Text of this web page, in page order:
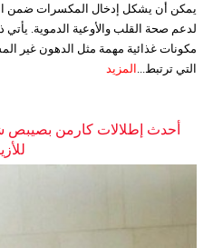
يمكن أن يشكل إدخال المكسرات ضمن
لدعم صحة القلب والأوعية الدموية.
مكونات غذائية مهمة مثل الدهون غير
التي ترتبط...
المزيد
أحدث إطلالات كارمن بصيبص